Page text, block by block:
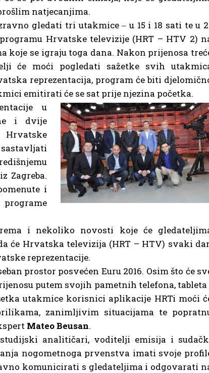
natjecanjima.
gledati tri utakmice ‒ u 15 i 18 sati te u
Hrvatske televizije (HRT – HTV 2)
koje se igraju toga dana. Nakon prijenosa
će moći pogledati sažetke svih
reprezentacija, program će biti
emitirati će se sat prije njezina početka.
u
i dvije
Zagreba.
i
i nekoliko novosti koje će
će Hrvatska televizija (HRT – HTV) svaki
reprezentacije.
prostor posvećen Euru 2016. Osim što će
putem svojih pametnih telefona, tableta
utakmice korisnici aplikacije HRTi moći
zanimljivim situacijama te
Mateo Beusan.
analitičari, voditelji emisija i
nogometnoga prvenstva imati svoje
komunicirati s gledateljima i odgovarati